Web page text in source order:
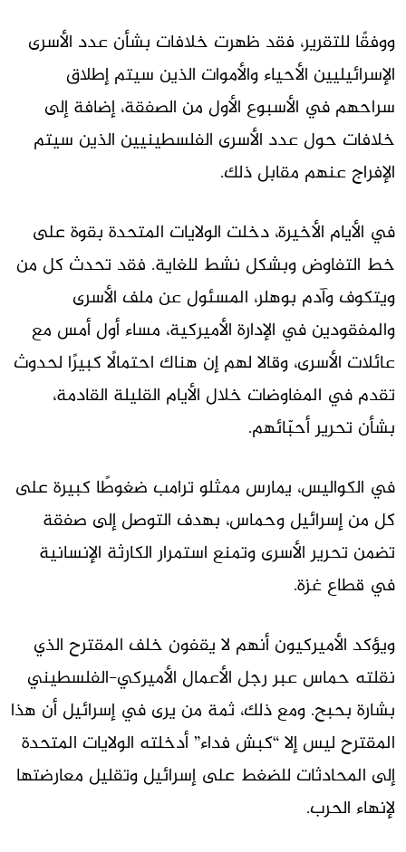
ووفقًا للتقرير، فقد ظهرت خلافات بشأن عدد الأسرى
الإسرائيليين الأحياء والأموات الذين سيتم إطلاق
سراحهم في الأسبوع الأول من الصفقة، إضافة إلى
خلافات حول عدد الأسرى الفلسطينيين الذين سيتم
الإفراج عنهم مقابل ذلك.
في الأيام الأخيرة، دخلت الولايات المتحدة بقوة على
خط التفاوض وبشكل نشط للغاية. فقد تحدث كل من
ويتكوف وآدم بوهلر، المسئول عن ملف الأسرى
والمفقودين في الإدارة الأميركية، مساء أول أمس مع
عائلات الأسرى، وقالا لهم إن هناك احتمالًا كبيرًا لحدوث
تقدم في المفاوضات خلال الأيام القليلة القادمة،
بشأن تحرير أحبّائهم.
في الكواليس، يمارس ممثلو ترامب ضغوطًا كبيرة على
كل من إسرائيل وحماس، بهدف التوصل إلى صفقة
تضمن تحرير الأسرى وتمنع استمرار الكارثة الإنسانية
في قطاع غزة.
ويؤكد الأميركيون أنهم لا يقفون خلف المقترح الذي
نقلته حماس عبر رجل الأعمال الأميركي-الفلسطيني
بشارة بحبح. ومع ذلك، ثمة من يرى في إسرائيل أن هذا
المقترح ليس إلا “كبش فداء” أدخلته الولايات المتحدة
إلى المحادثات للضغط على إسرائيل وتقليل معارضتها
لإنهاء الحرب.